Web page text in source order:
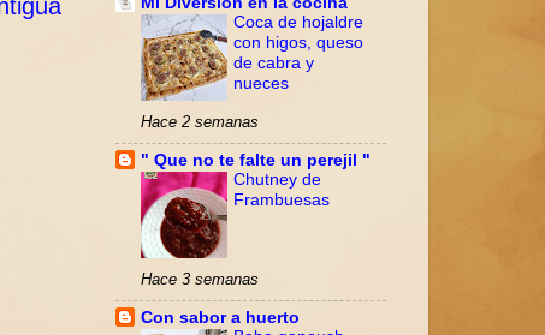
Coca de hojaldre
con higos, queso
de cabra y
nueces
Hace 2 semanas
" Que no te falte un perejil "
Chutney de
Frambuesas
Hace 3 semanas
Con sabor a huerto